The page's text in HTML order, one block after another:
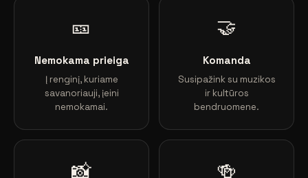
🎫
Nemokama prieiga
Į renginį, kuriame
savanoriauji, įeini
nemokamai.
🤝
Komanda
Susipažink su muzikos
ir kultūros
bendruomene.
📸 🍻